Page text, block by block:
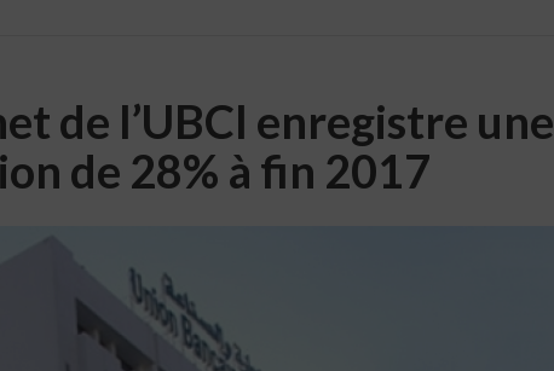
de l’UBCI enregistre une
de 28% à fin 2017